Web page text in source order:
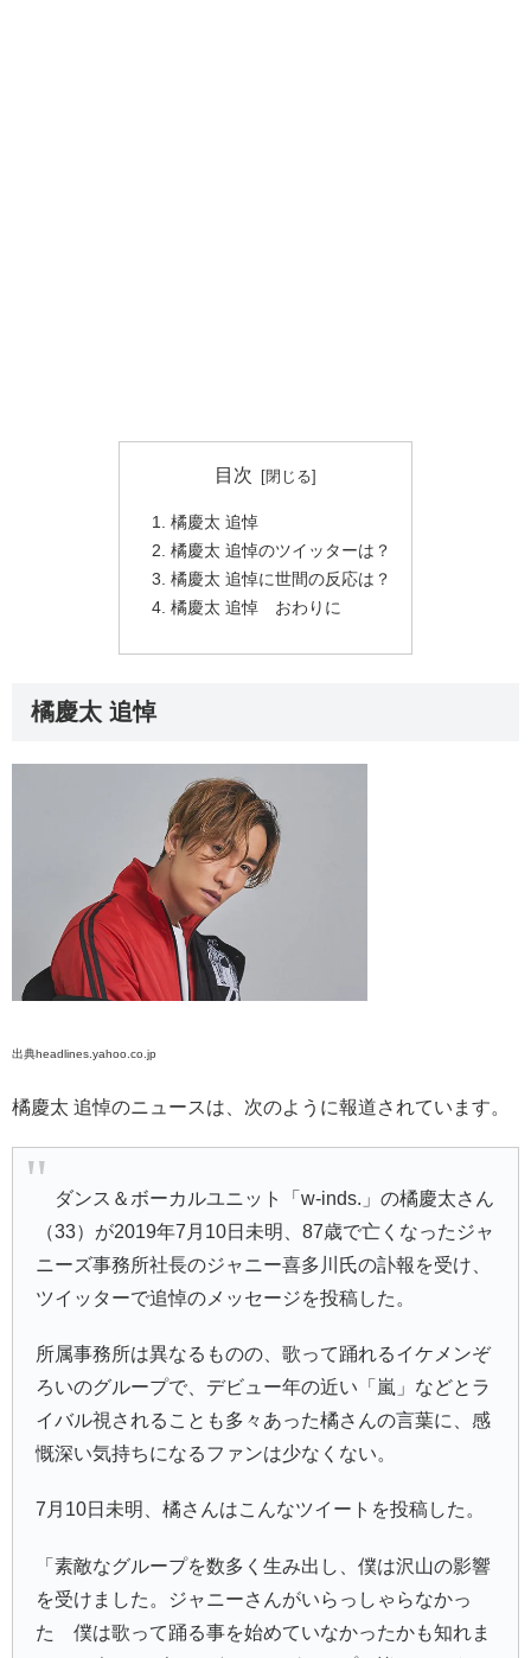
目次
橘慶太 追悼
橘慶太 追悼のツイッターは？
橘慶太 追悼に世間の反応は？
橘慶太 追悼 おわりに
橘慶太 追悼
出典headlines.yahoo.co.jp
橘慶太 追悼のニュースは、次のように報道されています。
ダンス＆ボーカルユニット「w-inds.」の橘慶太さん
（33）が2019年7月10日未明、87歳で亡くなったジャ
ニーズ事務所社長のジャニー喜多川氏の訃報を受け、
ツイッターで追悼のメッセージを投稿した。
所属事務所は異なるものの、歌って踊れるイケメンぞ
ろいのグループで、デビュー年の近い「嵐」などとラ
イバル視されることも多々あった橘さんの言葉に、感
慨深い気持ちになるファンは少なくない。
7月10日未明、橘さんはこんなツイートを投稿した。
「素敵なグループを数多く生み出し、僕は沢山の影響
を受けました。ジャニーさんがいらっしゃらなかっ
た 僕は歌って踊る事を始めていなかったかも知れま